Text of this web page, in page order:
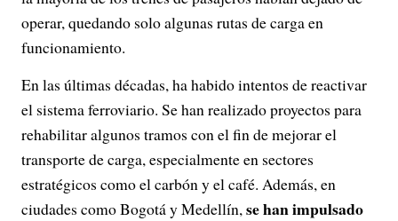
operar, quedando solo algunas rutas de carga en
funcionamiento.
En las últimas décadas, ha habido intentos de reactivar
el sistema ferroviario. Se han realizado proyectos para
rehabilitar algunos tramos con el fin de mejorar el
transporte de carga, especialmente en sectores
estratégicos como el carbón y el café. Además, en
ciudades como Bogotá y Medellín,se han impulsado